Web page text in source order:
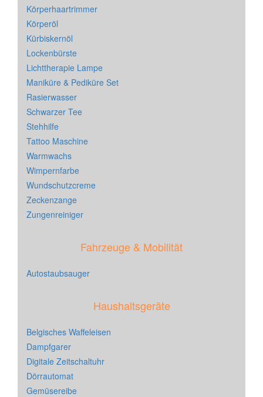
Körperhaartrimmer
Körperöl
Kürbiskernöl
Lockenbürste
Lichttherapie Lampe
Maniküre & Pediküre Set
Rasierwasser
Schwarzer Tee
Stehhilfe
Tattoo Maschine
Warmwachs
Wimpernfarbe
Wundschutzcreme
Zeckenzange
Zungenreiniger
Fahrzeuge & Mobilität
Autostaubsauger
Haushaltsgeräte
Belgisches Waffeleisen
Dampfgarer
Digitale Zeitschaltuhr
Dörrautomat
Gemüsereibe